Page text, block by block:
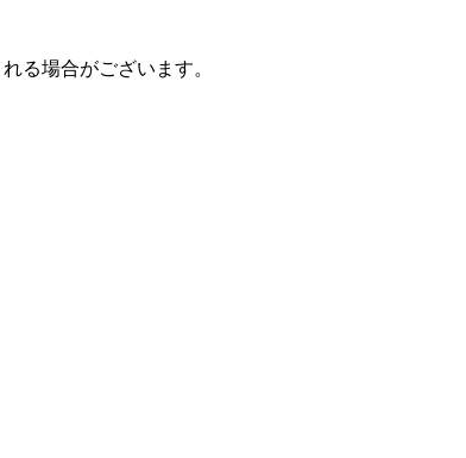
る場合がございます。